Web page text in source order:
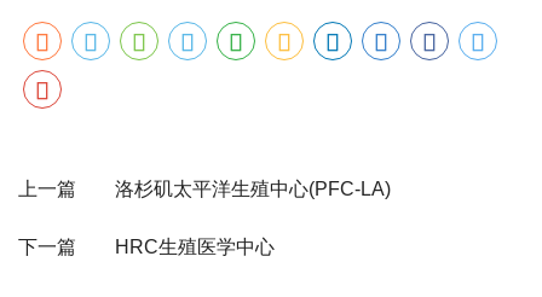
上一篇 洛杉矶太平洋生殖中心(PFC-LA)
下一篇 HRC生殖医学中心